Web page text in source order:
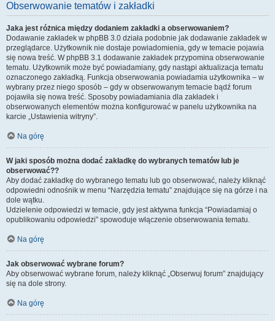
Obserwowanie tematów i zakładki
Jaka jest różnica między dodaniem zakładki a obserwowaniem?
Dodawanie zakładek w phpBB 3.0 działa podobnie jak dodawanie zakładek w
przeglądarce. Użytkownik nie dostaje powiadomienia, gdy w temacie pojawia
się nowa treść. W phpBB 3.1 dodawanie zakładek przypomina obserwowanie
tematu. Użytkownik może być powiadamiany, gdy nastąpi aktualizacja tematu
oznaczonego zakładką. Funkcja obserwowania powiadamia użytkownika – w
wybrany przez niego sposób – gdy w obserwowanym temacie bądź forum
pojawiła się nowa treść. Sposoby powiadamiania dla zakładek i
obserwowanych elementów można konfigurować w panelu użytkownika na
karcie „Ustawienia witryny”.
Na górę
W jaki sposób można dodać zakładkę do wybranych tematów lub je
obserwować??
Aby dodać zakładkę do wybranego tematu lub go obserwować, należy kliknąć
odpowiedni odnośnik w menu “Narzędzia tematu” znajdujące się na górze i na
dole wątku.
Udzielenie odpowiedzi w temacie, gdy jest aktywna funkcja “Powiadamiaj o
opublikowaniu odpowiedzi” spowoduje włączenie obserwowania tematu.
Na górę
Jak obserwować wybrane forum?
Aby obserwować wybrane forum, należy kliknąć „Obserwuj forum” znajdujący
się na dole strony.
Na górę